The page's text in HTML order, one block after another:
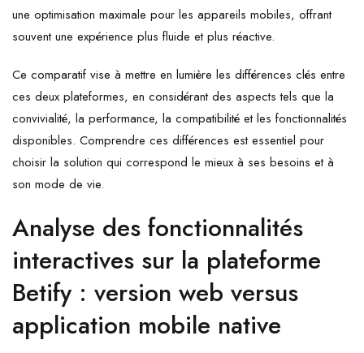
une optimisation maximale pour les appareils mobiles, offrant
souvent une expérience plus fluide et plus réactive.
Ce comparatif vise à mettre en lumière les différences clés entre
ces deux plateformes, en considérant des aspects tels que la
convivialité, la performance, la compatibilité et les fonctionnalités
disponibles. Comprendre ces différences est essentiel pour
choisir la solution qui correspond le mieux à ses besoins et à
son mode de vie.
Analyse des fonctionnalités
interactives sur la plateforme
Betify : version web versus
application mobile native